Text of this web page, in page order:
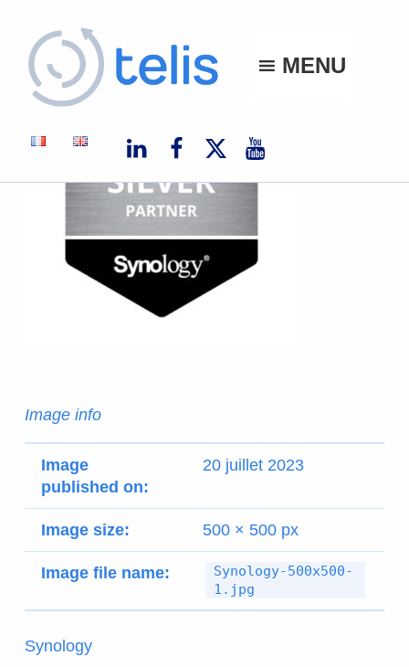
MENU
Image info
Image
published on:
20 juillet 2023
Image size: 500 × 500 px
Image file name:
Synology-500x500-
1.jpg
Synology